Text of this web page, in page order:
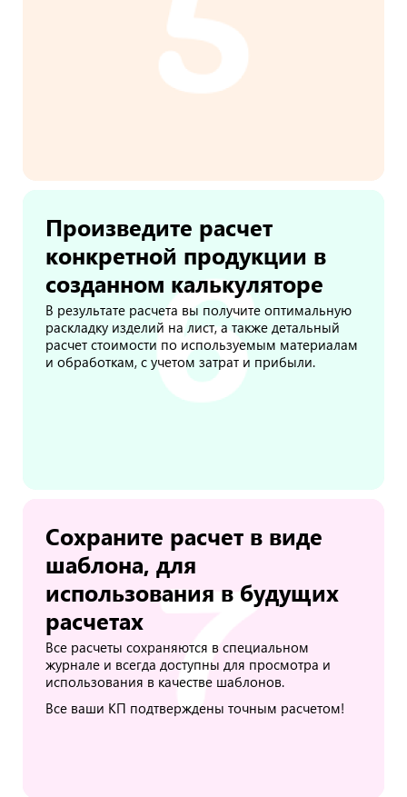
Произведите расчет
конкретной продукции в
созданном калькуляторе
В результате расчета вы получите оптимальную
раскладку изделий на лист, а также детальный
расчет стоимости по используемым материалам
и обработкам, с учетом затрат и прибыли.
Сохраните расчет в виде
шаблона, для
использования в будущих
расчетах
Все расчеты сохраняются в специальном
журнале и всегда доступны для просмотра и
использования в качестве шаблонов.
Все ваши КП подтверждены точным расчетом!